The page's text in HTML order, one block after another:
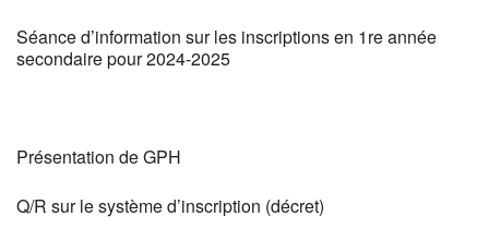
Séance d’information sur les inscriptions en 1re année
secondaire pour 2024-2025
Présentation de GPH
Q/R sur le système d’inscription (décret)